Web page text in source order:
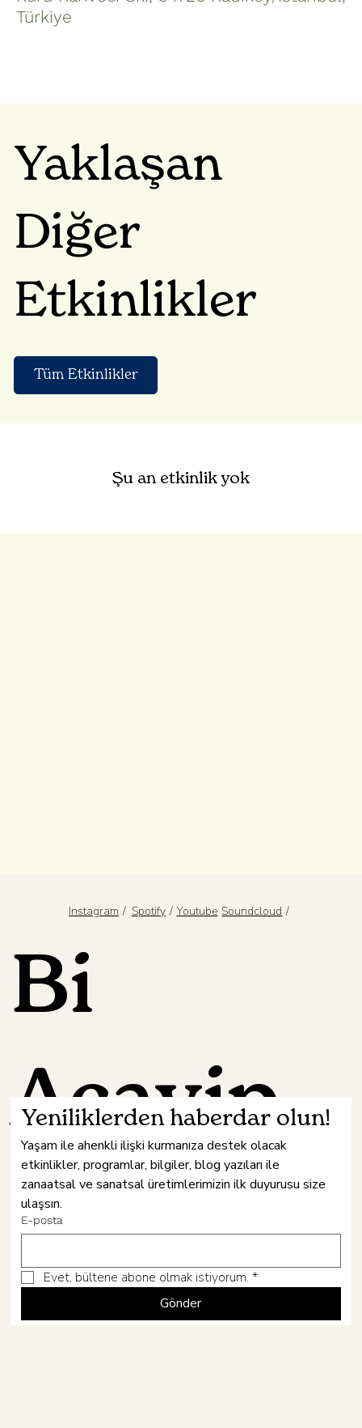
Türkiye
Yaklaşan
Diğer
Etkinlikler
Tüm Etkinlikler
Şu an etkinlik yok
Instagram / Spotify /
Youtube
/ Soundcloud
Bi
Acayip
Hâne
Yeniliklerden haberdar olun!
Yaşam ile ahenkli ilişki kurmanıza destek olacak
etkinlikler, programlar, bilgiler, blog yazıları ile
zanaatsal ve sanatsal üretimlerimizin ilk duyurusu size
ulaşsın.
E-posta
Evet, bültene abone olmak istiyorum. *
Gönder